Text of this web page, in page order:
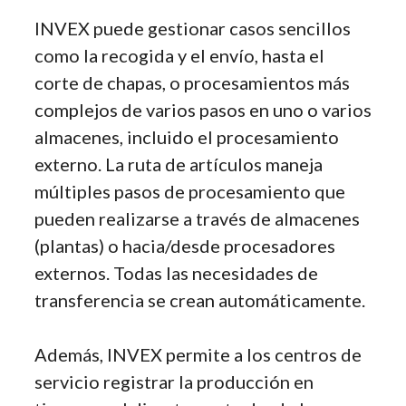
INVEX puede gestionar casos sencillos
como la recogida y el envío, hasta el
corte de chapas, o procesamientos más
complejos de varios pasos en uno o varios
almacenes, incluido el procesamiento
externo. La ruta de artículos maneja
múltiples pasos de procesamiento que
pueden realizarse a través de almacenes
(plantas) o hacia/desde procesadores
externos. Todas las necesidades de
transferencia se crean automáticamente.
Además, INVEX permite a los centros de
servicio registrar la producción en